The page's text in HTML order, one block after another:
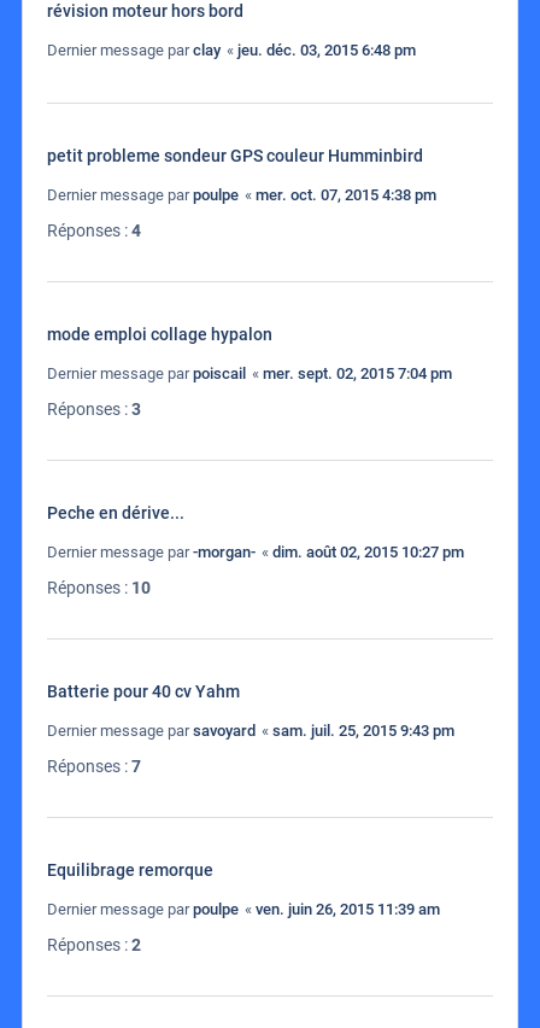
révision moteur hors bord
Dernier message parclay « jeu. déc. 03, 2015 6:48 pm
petit probleme sondeur GPS couleur Humminbird
Dernier message parpoulpe « mer. oct. 07, 2015 4:38 pm
Réponses :4
mode emploi collage hypalon
Dernier message parpoiscail « mer. sept. 02, 2015 7:04 pm
Réponses :3
Peche en dérive...
Dernier message par-morgan- « dim. août 02, 2015 10:27 pm
Réponses : 10
Batterie pour 40 cv Yahm
Dernier message parsavoyard « sam. juil. 25, 2015 9:43 pm
Réponses :7
Equilibrage remorque
Dernier message parpoulpe « ven. juin 26, 2015 11:39 am
Réponses :2